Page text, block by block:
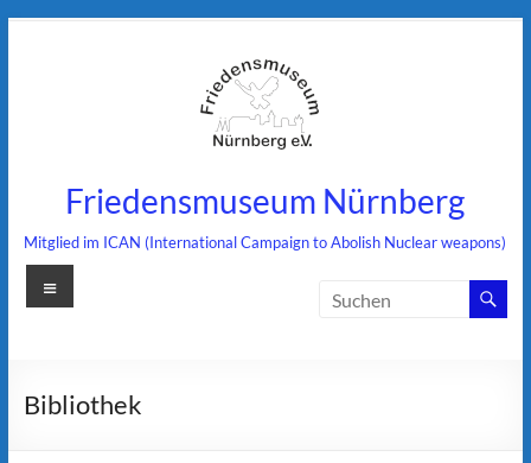
Friedensmuseum Nürnberg
Mitglied im ICAN (International Campaign to Abolish Nuclear weapons)
Menü
Bibliothek